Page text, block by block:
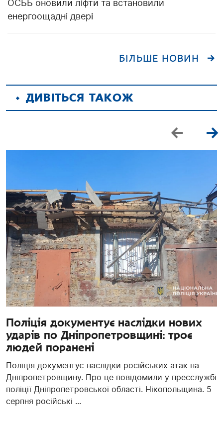
ОСББ оновили ліфти та встановили
енергоощадні двері
БІЛЬШЕ НОВИН
ДИВІТЬСЯ ТАКОЖ
Поліція документує наслідки нових
ударів по Дніпропетровщині: троє
людей поранені
Поліція документує наслідки російських атак на
Дніпропетровщину. Про це повідомили у пресслужбі
поліції Дніпропетровської області. Нікопольщина. 5
серпня російські ...